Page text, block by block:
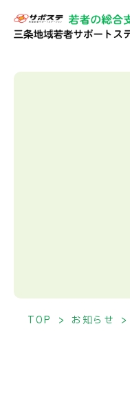
TOP お知らせ